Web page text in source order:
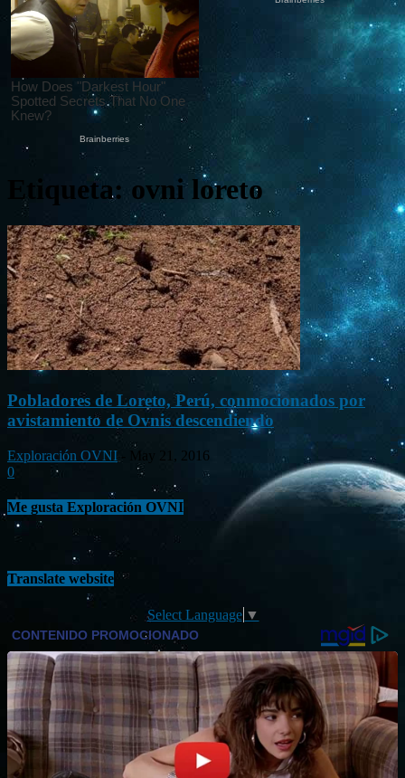
Etiqueta: ovni loreto
Pobladores de Loreto, Perú, conmocionados por
avistamiento de Ovnis descendiendo
Exploración OVNI
May 21, 2016
0
Me gusta Exploración OVNI
Translate website
Select Language ▼